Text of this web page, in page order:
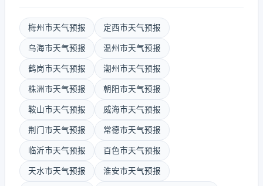
梅州市天气预报 定西市天气预报
乌海市天气预报 温州市天气预报
鹤岗市天气预报 潮州市天气预报
株洲市天气预报 朝阳市天气预报
鞍山市天气预报 威海市天气预报
荆门市天气预报 常德市天气预报
临沂市天气预报 百色市天气预报
天水市天气预报 淮安市天气预报